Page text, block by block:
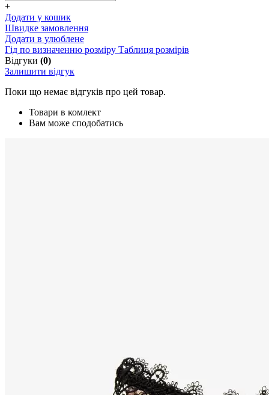
+
Додати у кошик
Швидке замовлення
Додати в улюблене
Гід по визначенню розміру Таблиця розмірів
Відгуки (0)
Залишити відгук
Поки що немає відгуків про цей товар.
Товари в комлект
Вам може сподобатись